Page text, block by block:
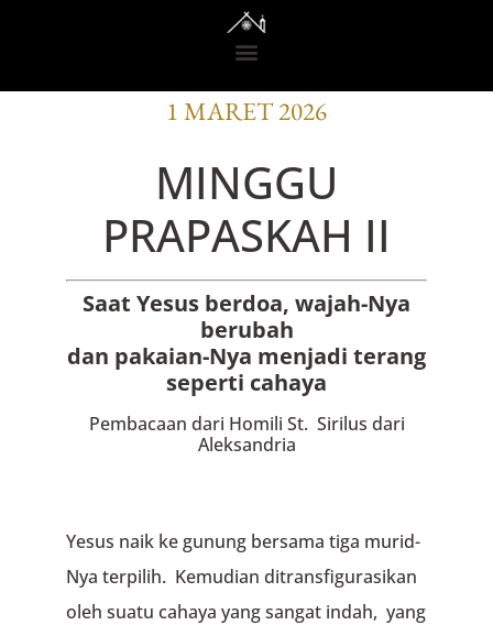
BACAAN OFISI
1 MARET 2026
MINGGU
PRAPASKAH II
Saat Yesus berdoa, wajah-Nya
berubah
dan pakaian-Nya menjadi terang
seperti cahaya
Pembacaan dari Homili St. Sirilus dari
Aleksandria
Yesus naik ke gunung bersama tiga murid-
Nya terpilih. Kemudian ditransfigurasikan
oleh suatu cahaya yang sangat indah, yang